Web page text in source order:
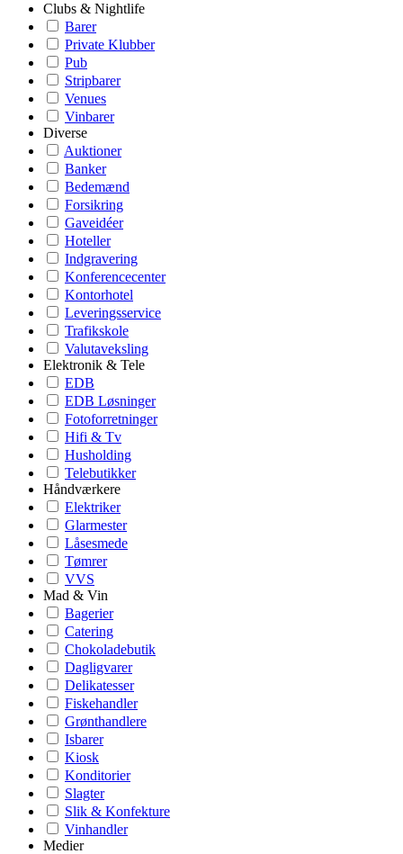
Clubs & Nightlife
Barer
Private Klubber
Pub
Stripbarer
Venues
Vinbarer
Diverse
Auktioner
Banker
Bedemænd
Forsikring
Gaveidéer
Hoteller
Indgravering
Konferencecenter
Kontorhotel
Leveringsservice
Trafikskole
Valutaveksling
Elektronik & Tele
EDB
EDB Løsninger
Fotoforretninger
Hifi & Tv
Husholding
Telebutikker
Håndværkere
Elektriker
Glarmester
Låsesmede
Tømrer
VVS
Mad & Vin
Bagerier
Catering
Chokoladebutik
Dagligvarer
Delikatesser
Fiskehandler
Grønthandlere
Isbarer
Kiosk
Konditorier
Slagter
Slik & Konfekture
Vinhandler
Medier